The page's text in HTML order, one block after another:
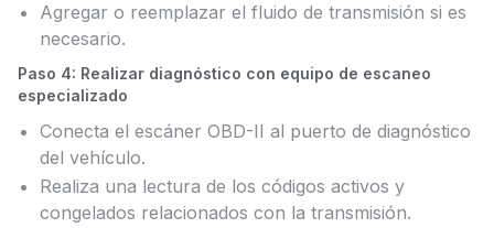
Agregar o reemplazar el fluido de transmisión si es
necesario.
Paso 4: Realizar diagnóstico con equipo de escaneo
especializado
Conecta el escáner OBD-II al puerto de diagnóstico
del vehículo.
Realiza una lectura de los códigos activos y
congelados relacionados con la transmisión.